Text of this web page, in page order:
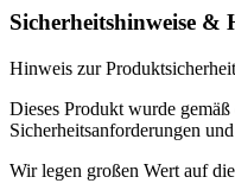
Sicherheitshinweise &
Hinweis zur Produktsicherheit
Dieses Produkt wurde gemäß
Sicherheitsanforderungen
Wir legen großen Wert auf